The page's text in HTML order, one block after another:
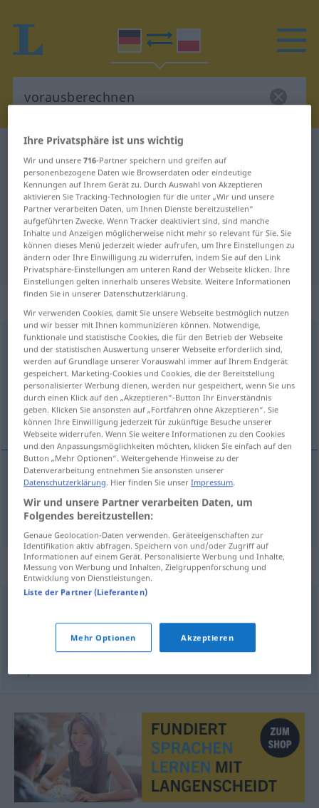
Deutsch-Polnisch Wörterbuch
Deutsch-Polnisch Übersetzung für
"vorausberechnen"
"vorausberechnen" Polnisch
Übersetzung
„vorausberechnen“
vorausberechnen <vorausberechnen>
Übersicht aller Übersetzungen
(Für mehr Details die Übersetzung anklicken/antippen)
obliczać naprzód z góry
obliczać<-czyć>naprzódodzgóry
vorausberechnen
Synonyme für "vorausberechnen"
vorhersagen,vermuten
© OpenThesaurus.de
Ihre Privatsphäre ist uns wichtig
Wir und unsere716-Partner speichern und greifen auf
personenbezogene Daten wie Browserdaten oder eindeutige
Kennungen auf Ihrem Gerät zu. Durch Auswahl von Akzeptieren
aktivieren Sie Tracking-Technologien für die unter „Wir und unsere
Partner verarbeiten Daten, um Ihnen Dienste bereitzustellen“
aufgeführten Zwecke. Wenn Tracker deaktiviert sind, sind manche
Inhalte und Anzeigen möglicherweise nicht mehr so relevant für Sie. Sie
können dieses Menü jederzeit wieder aufrufen, um Ihre Einstellungen zu
ändern oder Ihre Einwilligung zu widerrufen, indem Sie auf den Link
Privatsphäre-Einstellungen am unteren Rand der Webseite klicken. Ihre
Einstellungen gelten innerhalb unseres Website. Weitere Informationen
finden Sie in unserer Datenschutzerklärung.
Wir verwenden Cookies, damit Sie unsere Webseite bestmöglich nutzen
und wir besser mit Ihnen kommunizieren können. Notwendige,
funktionale und statistische Cookies, die für den Betrieb der Webseite
und der statistischen Auswertung unserer Webseite erforderlich sind,
werden auf Grundlage unserer Vorauswahl immer auf Ihrem Endgerät
gespeichert. Marketing-Cookies und Cookies, die der Bereitstellung
personalisierter Werbung dienen, werden nur gespeichert, wenn Sie uns
durch einen Klick auf den „Akzeptieren“-Button Ihr Einverständnis
geben. Klicken Sie ansonsten auf „Fortfahren ohne Akzeptieren“. Sie
können Ihre Einwilligung jederzeit für zukünftige Besuche unserer
Webseite widerrufen. Wenn Sie weitere Informationen zu den Cookies
und den Anpassungsmöglichkeiten möchten, klicken Sie einfach auf den
Button „Mehr Optionen“. Weitergehende Hinweise zu der
Datenverarbeitung entnehmen Sie ansonsten unserer
Datenschutzerklärung. Hier finden Sie unserImpressum.
Wir und unsere Partner verarbeiten Daten, um
Folgendes bereitzustellen:
Genaue Geolocation-Daten verwenden. Geräteeigenschaften zur
Identifikation aktiv abfragen. Speichern von und/oder Zugriff auf
Informationen auf einem Gerät. Personalisierte Werbung und Inhalte,
Messung von Werbung und Inhalten, Zielgruppenforschung und
Entwicklung von Dienstleistungen.
Liste der Partner (Lieferanten)
Mehr Optionen Akzeptieren